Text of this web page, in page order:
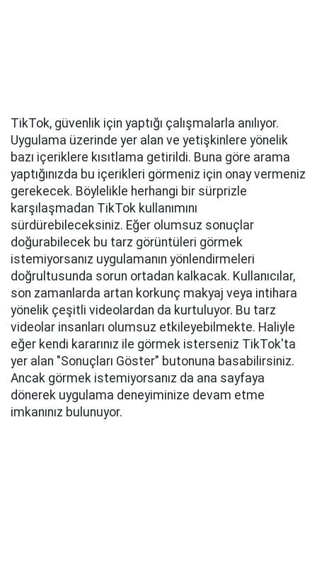
TikTok, güvenlik için yaptığı çalışmalarla anılıyor.
Uygulama üzerinde yer alan ve yetişkinlere yönelik
bazı içeriklere kısıtlama getirildi. Buna göre arama
yaptığınızda bu içerikleri görmeniz için onay vermeniz
gerekecek. Böylelikle herhangi bir sürprizle
karşılaşmadan TikTok kullanımını
sürdürebileceksiniz. Eğer olumsuz sonuçlar
doğurabilecek bu tarz görüntüleri görmek
istemiyorsanız uygulamanın yönlendirmeleri
doğrultusunda sorun ortadan kalkacak. Kullanıcılar,
son zamanlarda artan korkunç makyaj veya intihara
yönelik çeşitli videolardan da kurtuluyor. Bu tarz
videolar insanları olumsuz etkileyebilmekte. Haliyle
eğer kendi kararınız ile görmek isterseniz TikTok'ta
yer alan "Sonuçları Göster" butonuna basabilirsiniz.
Ancak görmek istemiyorsanız da ana sayfaya
dönerek uygulama deneyiminize devam etme
imkanınız bulunuyor.